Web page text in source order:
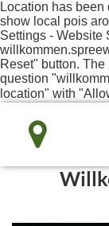
Location has
show local pois
Settings - Website
Reset" button.
question
location" with